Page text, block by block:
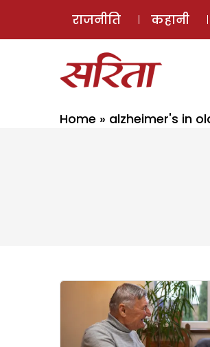
राजनीति कहानी
Home » alzheimer's in